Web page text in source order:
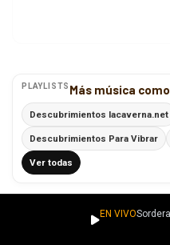
PLAYLISTS Más música
Descubrimientos lacaverna.net
Descubrimientos Para Vibrar
Ver todas
Descubre más
EN VIVO